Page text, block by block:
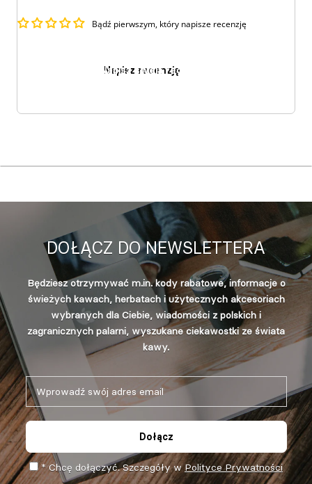
Bądź pierwszym, który napisze recenzję
Napisz recenzję
DOŁĄCZ DO NEWSLETTERA
Będziesz otrzymywać m.in. kody rabatowe, informacje o
świeżych kawach, herbatach i użytecznych akcesoriach
wybranych dla Ciebie, wiadomości z polskich i
zagranicznych palarni, wyszukane ciekawostki ze świata
kawy.
Dołącz
* Chcę dołączyć. Szczegóły wPolityce Prywatności